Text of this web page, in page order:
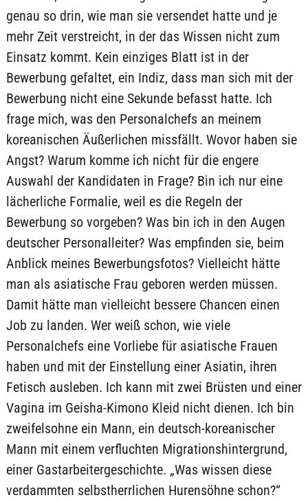
genau so drin, wie man sie versendet hatte und je
mehr Zeit verstreicht, in der das Wissen nicht zum
Einsatz kommt. Kein einziges Blatt ist in der
Bewerbung gefaltet, ein Indiz, dass man sich mit der
Bewerbung nicht eine Sekunde befasst hatte. Ich
frage mich, was den Personalchefs an meinem
koreanischen Äußerlichen missfällt. Wovor haben sie
Angst? Warum komme ich nicht für die engere
Auswahl der Kandidaten in Frage? Bin ich nur eine
lächerliche Formalie, weil es die Regeln der
Bewerbung so vorgeben? Was bin ich in den Augen
deutscher Personalleiter? Was empfinden sie, beim
Anblick meines Bewerbungsfotos? Vielleicht hätte
man als asiatische Frau geboren werden müssen.
Damit hätte man vielleicht bessere Chancen einen
Job zu landen. Wer weiß schon, wie viele
Personalchefs eine Vorliebe für asiatische Frauen
haben und mit der Einstellung einer Asiatin, ihren
Fetisch ausleben. Ich kann mit zwei Brüsten und einer
Vagina im Geisha-Kimono Kleid nicht dienen. Ich bin
zweifelsohne ein Mann, ein deutsch-koreanischer
Mann mit einem verfluchten Migrationshintergrund,
einer Gastarbeitergeschichte. „Was wissen diese
verdammten selbstherrlichen Hurensöhne schon?“